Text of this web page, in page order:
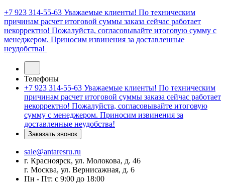
+7 923 314-55-63 Уважаемые клиенты! По техническим
причинам расчет итоговой суммы заказа сейчас работает
некорректно! Пожалуйста, согласовывайте итоговую сумму с
менеджером. Приносим извинения за доставленные
неудобства!
Телефоны
+7 923 314-55-63 Уважаемые клиенты! По техническим
причинам расчет итоговой суммы заказа сейчас работает
некорректно! Пожалуйста, согласовывайте итоговую
сумму с менеджером. Приносим извинения за
доставленные неудобства!
Заказать звонок
sale@antaresru.ru
г. Красноярск, ул. Молокова, д. 46
г. Москва, ул. Вернисажная, д. 6
Пн - Пт: с 9:00 до 18:00